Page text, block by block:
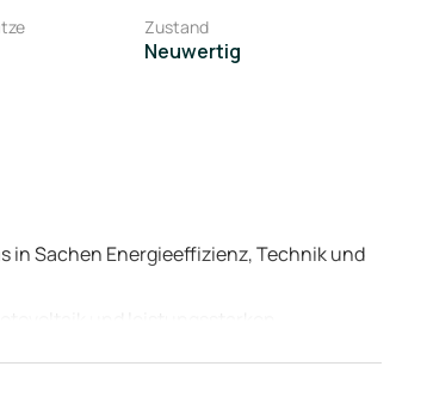
Zustand
Neuwertig
in Sachen Energieeffizienz, Technik und
Sie langfristig vor steigenden